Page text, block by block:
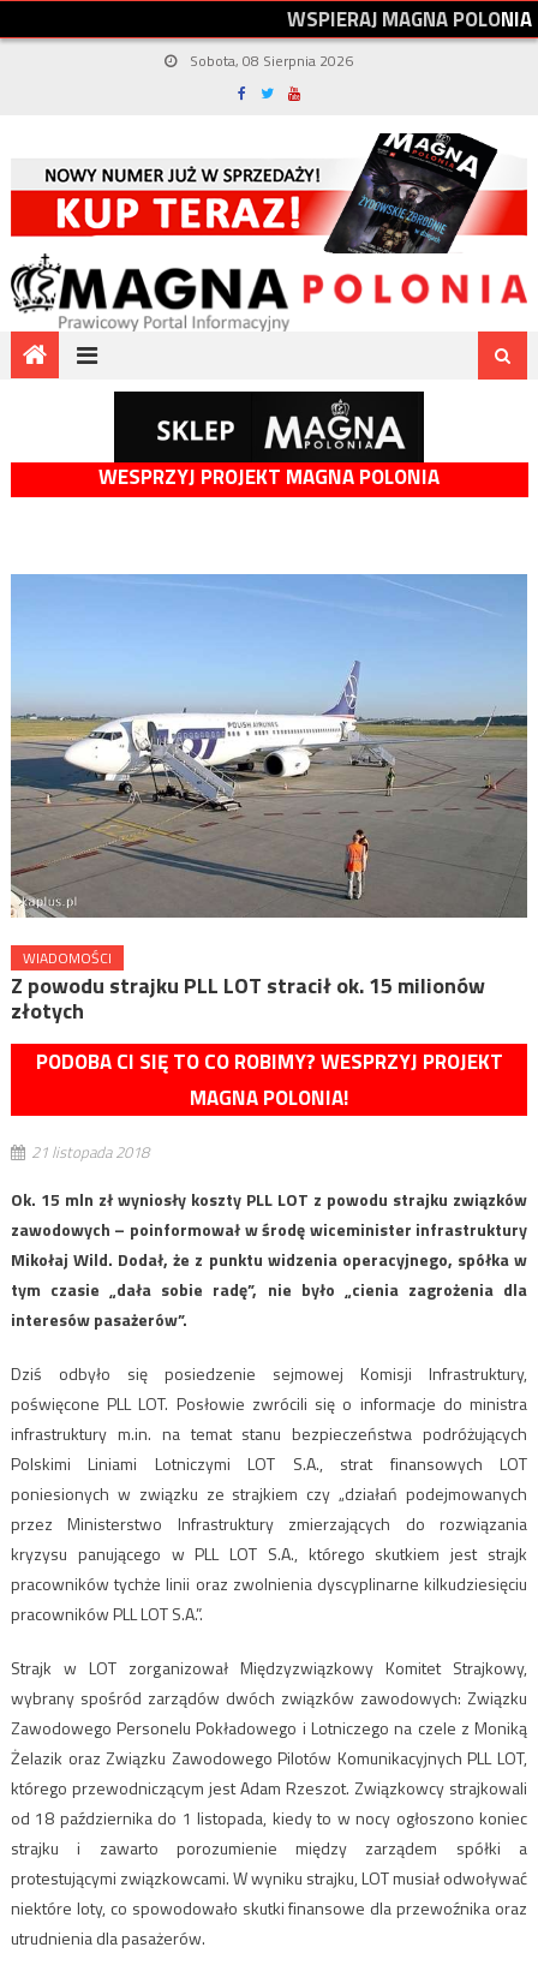
WSPIERAJMAGNAPOLONIA
Sobota, 08 Sierpnia 2026
WESPRZYJ PROJEKT MAGNA POLONIA
WIADOMOŚCI
Z powodu strajku PLL LOT stracił ok. 15 milionów
złotych
PODOBA CI SIĘ TO CO ROBIMY? WESPRZYJ PROJEKT
MAGNA POLONIA!
21 listopada 2018
Ok. 15 mln zł wyniosły koszty PLL LOT z powodu strajku związków
zawodowych – poinformował w środę wiceminister infrastruktury
Mikołaj Wild. Dodał, że z punktu widzenia operacyjnego, spółka w
tym czasie „dała sobie radę”, nie było „cienia zagrożenia dla
interesów pasażerów”.
Dziś odbyło się posiedzenie sejmowej Komisji Infrastruktury,
poświęcone PLL LOT. Posłowie zwrócili się o informacje do ministra
infrastruktury m.in. na temat stanu bezpieczeństwa podróżujących
Polskimi Liniami Lotniczymi LOT S.A., strat finansowych LOT
poniesionych w związku ze strajkiem czy „działań podejmowanych
przez Ministerstwo Infrastruktury zmierzających do rozwiązania
kryzysu panującego w PLL LOT S.A., którego skutkiem jest strajk
pracowników tychże linii oraz zwolnienia dyscyplinarne kilkudziesięciu
pracowników PLL LOT S.A.”.
Strajk w LOT zorganizował Międzyzwiązkowy Komitet Strajkowy,
wybrany spośród zarządów dwóch związków zawodowych: Związku
Zawodowego Personelu Pokładowego i Lotniczego na czele z Moniką
Żelazik oraz Związku Zawodowego Pilotów Komunikacyjnych PLL LOT,
którego przewodniczącym jest Adam Rzeszot. Związkowcy strajkowali
od 18 października do 1 listopada, kiedy to w nocy ogłoszono koniec
strajku i zawarto porozumienie między zarządem spółki a
protestującymi związkowcami. W wyniku strajku, LOT musiał odwoływać
niektóre loty, co spowodowało skutki finansowe dla przewoźnika oraz
utrudnienia dla pasażerów.